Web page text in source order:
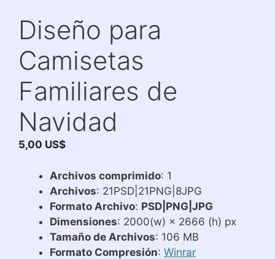
Diseño para
Camisetas
Familiares de
Navidad
5,00 US$
Archivos comprimido: 1
Archivos: 21PSD|21PNG|8JPG
Formato Archivo: PSD|PNG|JPG
Dimensiones: 2000(w) × 2666 (h) px
Tamaño de Archivos: 106 MB
Formato Compresión: Winrar